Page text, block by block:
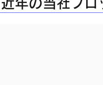
近年の当社ブロ